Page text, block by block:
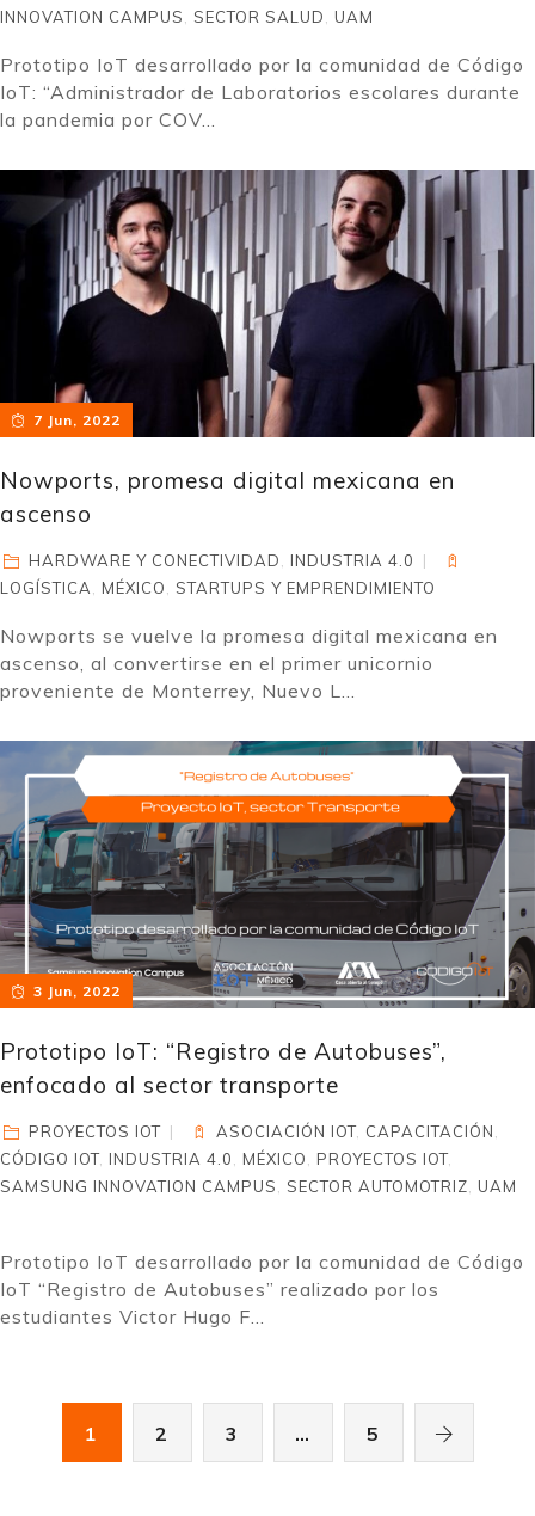
INNOVATION CAMPUS
SECTOR SALUD UAM
Prototipo IoT desarrollado por la comunidad de Código
IoT: “Administrador de Laboratorios escolares durante
la pandemia por COV...
7 Jun, 2022
Nowports, promesa digital mexicana en
ascenso
HARDWARE Y CONECTIVIDAD
INDUSTRIA 4.0
LOGÍSTICA
MÉXICO STARTUPS Y EMPRENDIMIENTO
Nowports se vuelve la promesa digital mexicana en
ascenso, al convertirse en el primer unicornio
proveniente de Monterrey, Nuevo L...
3 Jun, 2022
Prototipo IoT: “Registro de Autobuses”,
enfocado al sector transporte
PROYECTOS IOT ASOCIACIÓN IOT, CAPACITACIÓN
CÓDIGO IOT, INDUSTRIA 4.0 MÉXICO PROYECTOS IOT,
SAMSUNG INNOVATION CAMPUS
SECTOR AUTOMOTRIZ UAM
Prototipo IoT desarrollado por la comunidad de Código
IoT “Registro de Autobuses” realizado por los
estudiantes Victor Hugo F...
1 2 3 … 5